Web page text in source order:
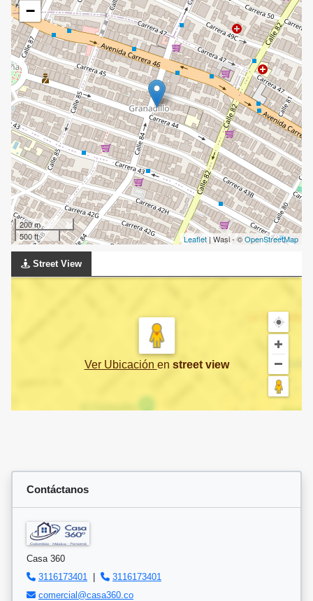
−
200 m
500 ft
Leaflet| Wasi - ©OpenStreetMap
Street View
Ver Ubicación en street view
Contáctanos
Casa 360
3116173401
3116173401
comercial@casa360.co